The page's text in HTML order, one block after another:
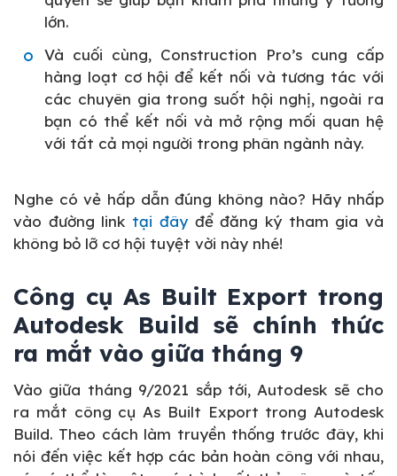
lớn.
Và cuối cùng, Construction Pro’s cung cấp
hàng loạt cơ hội để kết nối và tương tác với
các chuyên gia trong suốt hội nghị, ngoài ra
bạn có thể kết nối và mở rộng mối quan hệ
với tất cả mọi người trong phân ngành này.
Nghe có vẻ hấp dẫn đúng không nào? Hãy nhấp
vào đường link tại đây để đăng ký tham gia và
không bỏ lỡ cơ hội tuyệt vời này nhé!
Công cụ As Built Export trong
Autodesk Build sẽ chính thức
ra mắt vào giữa tháng 9
Vào giữa tháng 9/2021 sắp tới, Autodesk sẽ cho
ra mắt công cụ As Built Export trong Autodesk
Build. Theo cách làm truyền thống trước đây, khi
nói đến việc kết hợp các bản hoàn công với nhau,